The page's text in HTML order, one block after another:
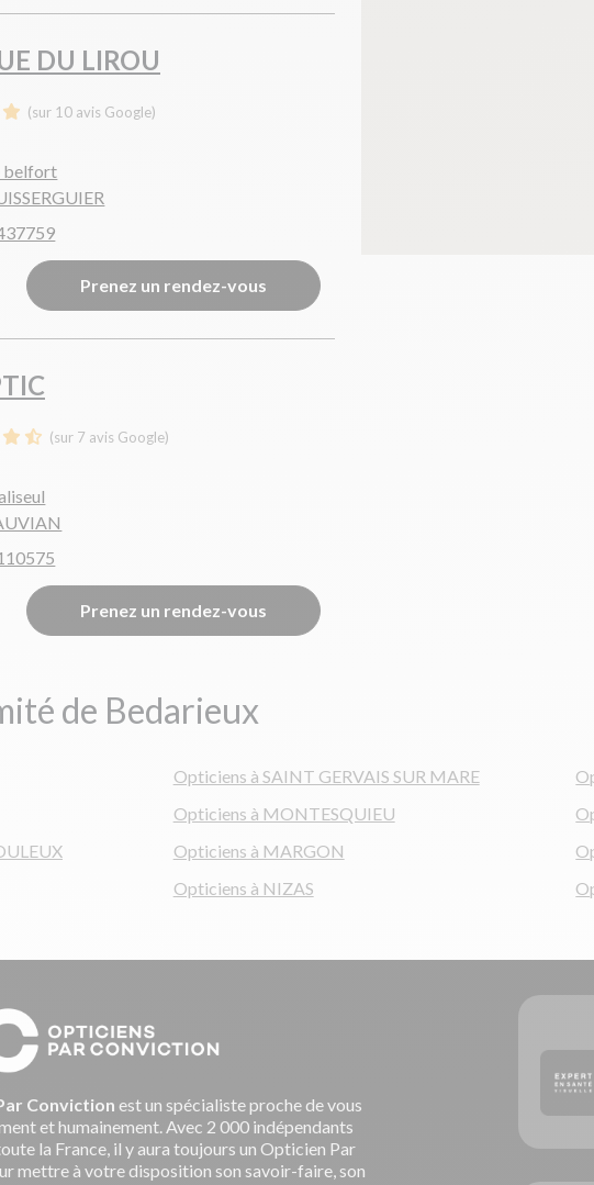
DU LIROU
(sur 10 avis Google)
belfort
Prenez un rendez-vous
(sur 7 avis Google)
Prenez un rendez-vous
de Bedarieux
Opticiens à SAINT GERVAIS SUR MARE
Opticiens à MONTESQUIEU
Opticiens à MARGON
Opticiens à NIZAS
Conviction est un spécialiste proche de vous
et humainement. Avec 2 000 indépendants
la France, il y aura toujours un Opticien Par
mettre à votre disposition son savoir-faire, son